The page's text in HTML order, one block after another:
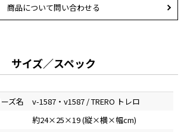
商品について問い合わせる
サイズ／スペック
ズ名
v-1587・v1587 / TRERO トレロ
約24×25×19 (縦×横×幅cm)